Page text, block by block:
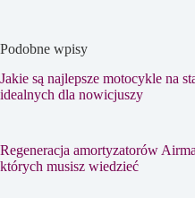
Podobne wpisy
Jakie są najlepsze motocykle na
idealnych dla nowicjuszy
Regeneracja amortyzatorów
których musisz wiedzieć